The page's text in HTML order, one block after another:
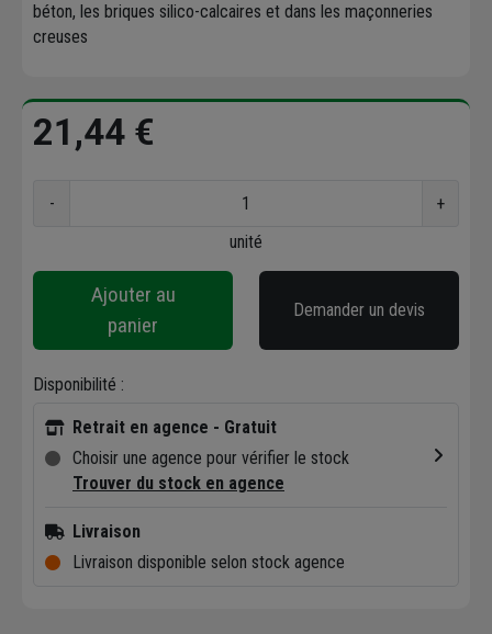
béton, les briques silico-calcaires et dans les maçonneries
creuses
21,44 €
-
+
unité
Ajouter au
panier
Demander un devis
Disponibilité :
Retrait en agence - Gratuit
Choisir une agence pour vérifier le stock
Trouver du stock en agence
Livraison
Livraison disponible selon stock agence